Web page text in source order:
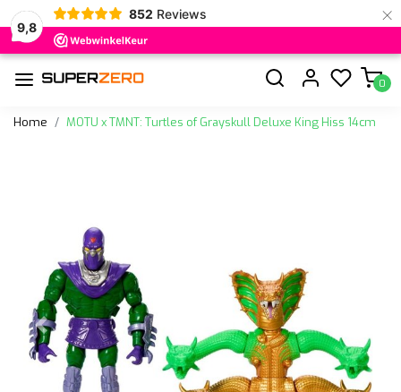
9,8
852 Reviews ×
0
Home MOTU x TMNT: Turtles of Grayskull Deluxe King Hiss 14cm
Vorige